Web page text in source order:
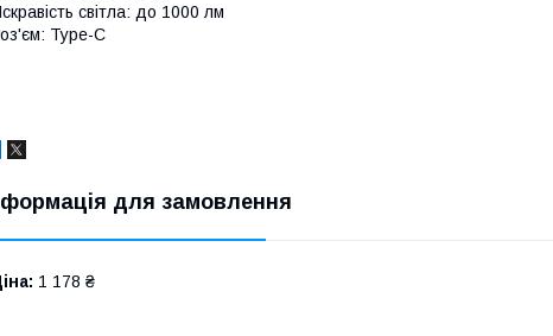
світла: до 1000 лм
Type-C
для замовлення
1 178 ₴